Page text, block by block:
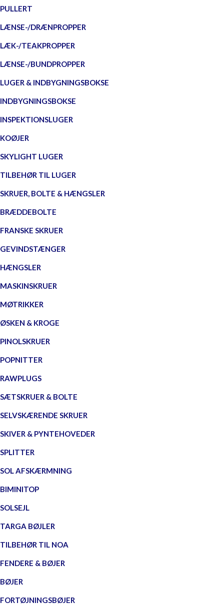
PULLERT
LÆNSE-/DRÆNPROPPER
LÆK-/TEAKPROPPER
LÆNSE-/BUNDPROPPER
LUGER & INDBYGNINGSBOKSE
INDBYGNINGSBOKSE
INSPEKTIONSLUGER
KOØJER
SKYLIGHT LUGER
TILBEHØR TIL LUGER
SKRUER, BOLTE & HÆNGSLER
BRÆDDEBOLTE
FRANSKE SKRUER
GEVINDSTÆNGER
HÆNGSLER
MASKINSKRUER
MØTRIKKER
ØSKEN & KROGE
PINOLSKRUER
POPNITTER
RAWPLUGS
SÆTSKRUER & BOLTE
SELVSKÆRENDE SKRUER
SKIVER & PYNTEHOVEDER
SPLITTER
SOL AFSKÆRMNING
BIMINITOP
SOLSEJL
TARGA BØJLER
TILBEHØR TIL NOA
FENDERE & BØJER
BØJER
FORTØJNINGSBØJER